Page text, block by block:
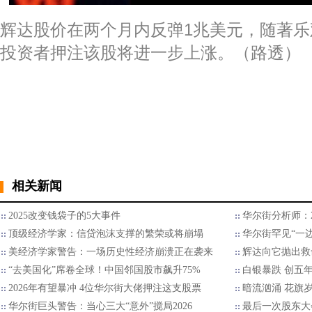
辉达股价在两个月内反弹1兆美元，随著
投资者押注该股将进一步上涨。（路透）
相关新闻
2025改变钱袋子的5大事件
华尔街分析师
顶级经济学家：信贷泡沫支撑的繁荣或将崩塌
华尔街罕见“一
美经济学家警告：一场历史性经济崩溃正在袭来
辉达向它抛出
“去美国化”席卷全球！中国邻国股市飙升75%
白银暴跌 创五
2026年有望暴冲 4位华尔街大佬押注这支股票
暗流汹涌 花旗
华尔街巨头警告：当心三大“意外”搅局2026
最后一次股东